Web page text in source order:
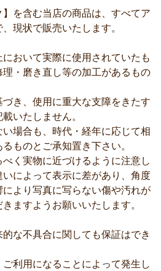
を含む当店の商品は、すべてア
現状で販売いたします。
おいて実際に使用されていたも
・磨き直し等の加工があるもの
き、使用に重大な支障をきたす
いたしません。
場合も、時代・経年に応じて相
ものとご承知置き下さい。
く実物に近づけるように注意し
によって表示に差があり、角度
より写真に写らない傷や汚れが
ますようお願いいたします。
な不具合に関しても保証はでき
利用になることによって発生し